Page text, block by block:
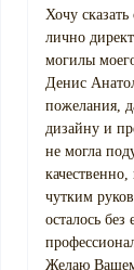
Хочу
лично
могилы
Денис
пожелания,
дизайну и
не могла
чутким
осталось
Желаю